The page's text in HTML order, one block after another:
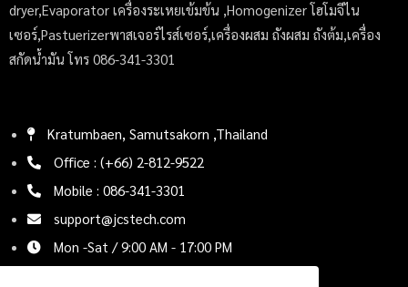
dryer,Evaporator เครื่องระเหยเข้มข้น ,Homogenizer โฮโมจีไน
เซอร์,Pastuerizerพาสเจอร์ไรส์เซอร์,เครื่องผสม ถังผสม ถังต้ม,เครื่อง
สกัดน้ำมัน โทร 086-341-3301
Kratumbaen, Samutsakorn ,Thailand
Office : (+66) 2-812-9522
Mobile : 086-341-3301
support@jcstech.com
Mon -Sat / 9:00 AM - 17:00 PM